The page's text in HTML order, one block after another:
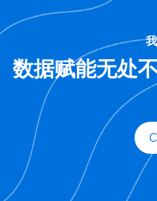
数据赋能无处